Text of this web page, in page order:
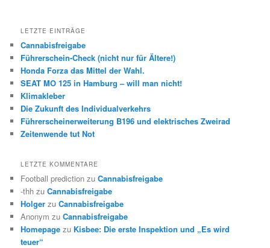
LETZTE EINTRÄGE
Cannabisfreigabe
Führerschein-Check (nicht nur für Ältere!)
Honda Forza das Mittel der Wahl.
SEAT MO 125 in Hamburg – will man nicht!
Klimakleber
Die Zukunft des Individualverkehrs
Führerscheinerweiterung B196 und elektrisches Zweirad
Zeitenwende tut Not
LETZTE KOMMENTARE
Football prediction zuCannabisfreigabe
-thh zuCannabisfreigabe
Holger zuCannabisfreigabe
Anonym zuCannabisfreigabe
Homepage zu Kisbee: Die erste Inspektion und „Es wird
teuer“